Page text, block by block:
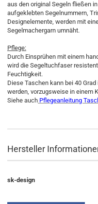
aus den original Segeln fließen
aufgeklebten Segelnummern,
Designelemente, werden mit
Segelmachergarn umnäht.
Pflege:
Durch Einsprühen mit einem
wird die Segeltuchfaser
Feuchtigkeit.
Diese Taschen kann bei 40
werden, vorzugsweise in einem
Siehe auch Pflegeanleitung
Hersteller
sk-design